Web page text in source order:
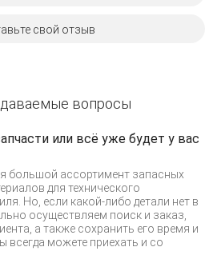
свой отзыв
вопросы
или всё уже будет у вас
большой ассортимент запасных
для технического
Но, если какой-либо детали нет в
осуществляем поиск и заказ,
а также сохранить его время и
всегда можете приехать и со